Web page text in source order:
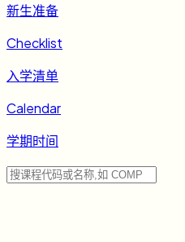
新生准备
Checklist
入学清单
Calendar
学期时间